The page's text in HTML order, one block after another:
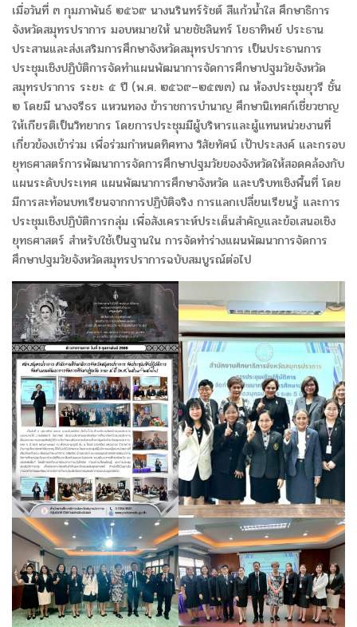
เมื่อวันที่ ๓ กุมภาพันธ์ ๒๕๖๙ นางนรินทร์รัชต์ สีแก้วน้ำใส ศึกษาธิการ
จังหวัดสมุทรปราการ มอบหมายให้ นายชัชลินทร์ โยธาทิพย์ ประธาน
ประสานและส่งเสริมการศึกษาจังหวัดสมุทรปราการ เป็นประธานการ
ประชุมเชิงปฏิบัติการจัดทำแผนพัฒนาการจัดการศึกษาปฐมวัยจังหวัด
สมุทรปราการ ระยะ ๕ ปี (พ.ศ. ๒๕๖๙–๒๕๗๓) ณ ห้องประชุมยุวรี ชั้น
๒ โดยมี นางจรีธร แหวนทอง ข้าราชการบำนาญ ศึกษานิเทศก์เชี่ยวชาญ
ให้เกียรติเป็นวิทยากร โดยการประชุมมีผู้บริหารและผู้แทนหน่วยงานที่
เกี่ยวข้องเข้าร่วม เพื่อร่วมกำหนดทิศทาง วิสัยทัศน์ เป้าประสงค์ และกรอบ
ยุทธศาสตร์การพัฒนาการจัดการศึกษาปฐมวัยของจังหวัดให้สอดคล้องกับ
แผนระดับประเทศ แผนพัฒนาการศึกษาจังหวัด และบริบทเชิงพื้นที่ โดย
มีการสะท้อนบทเรียนจากการปฏิบัติจริง การแลกเปลี่ยนเรียนรู้ และการ
ประชุมเชิงปฏิบัติการกลุ่ม เพื่อสังเคราะห์ประเด็นสำคัญและข้อเสนอเชิง
ยุทธศาสตร์ สำหรับใช้เป็นฐานใน การจัดทำร่างแผนพัฒนาการจัดการ
ศึกษาปฐมวัยจังหวัดสมุทรปราการฉบับสมบูรณ์ต่อไป